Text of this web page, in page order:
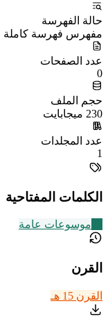
حالة الفهرسة
مفهرس فهرسة كاملة
عدد الصفحات
0
حجم الملف
230 ميجابايت
عدد المجلدات
1
الكلمات المفتاحية
موسوعات عامة
القرن
القرن 15 هـ